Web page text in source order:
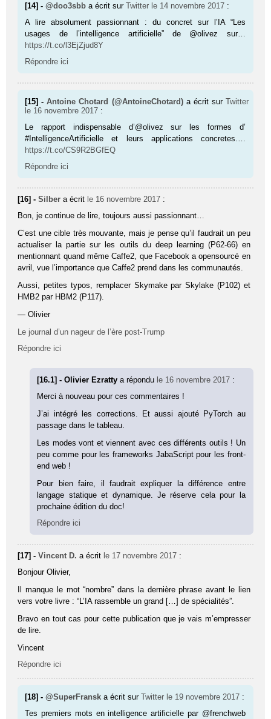
[14] -@doo3sbb a écrit surTwitter le 14 novembre 2017 :
A lire absolument passionnant : du concret sur l’IA “Les
usages de l’intelligence artificielle” de @olivez sur…
https://t.co/l3EjZjud8Y
Répondre ici
[15] -Antoine Chotard (@AntoineChotard) a écrit sur Twitter
le 16 novembre 2017 :
Le rapport indispensable d’@olivez sur les formes d’
#IntelligenceArtificielle et leurs applications concretes.…
https://t.co/CS9R2BGfEQ
Répondre ici
[16] -Silber a écrit le 16 novembre 2017 :
Bon, je continue de lire, toujours aussi passionnant…
C’est une cible très mouvante, mais je pense qu’il faudrait un peu
actualiser la partie sur les outils du deep learning (P62-66) en
mentionnant quand même Caffe2, que Facebook a opensourcé en
avril, vue l’importance que Caffe2 prend dans les communautés.
Aussi, petites typos, remplacer Skymake par Skylake (P102) et
HMB2 par HBM2 (P117).
— Olivier
Le journal d’un nageur de l’ère post-Trump
Répondre ici
[16.1] - Olivier Ezrattya répondu le 16 novembre 2017 :
Merci à nouveau pour ces commentaires !
J’ai intégré les corrections. Et aussi ajouté PyTorch au
passage dans le tableau.
Les modes vont et viennent avec ces différents outils ! Un
peu comme pour les frameworks JabaScript pour les front-
end web !
Pour bien faire, il faudrait expliquer la différence entre
langage statique et dynamique. Je réserve cela pour la
prochaine édition du doc!
Répondre ici
[17] -Vincent D. a écrit le 17 novembre 2017 :
Bonjour Olivier,
Il manque le mot “nombre” dans la dernière phrase avant le lien
vers votre livre : “L’IA rassemble un grand […] de spécialités”.
Bravo en tout cas pour cette publication que je vais m’empresser
de lire.
Vincent
Répondre ici
[18] -@SuperFransk a écrit surTwitter le 19 novembre 2017 :
Tes premiers mots en intelligence artificielle par @frenchweb